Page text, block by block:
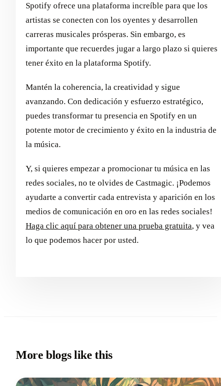
Spotify ofrece una plataforma increíble para que los
artistas se conecten con los oyentes y desarrollen
carreras musicales prósperas. Sin embargo, es
importante que recuerdes jugar a largo plazo si quieres
tener éxito en la plataforma Spotify.
Mantén la coherencia, la creatividad y sigue
avanzando. Con dedicación y esfuerzo estratégico,
puedes transformar tu presencia en Spotify en un
potente motor de crecimiento y éxito en la industria de
la música.
Y, si quieres empezar a promocionar tu música en las
redes sociales, no te olvides de Castmagic. ¡Podemos
ayudarte a convertir cada entrevista y aparición en los
medios de comunicación en oro en las redes sociales!
Haga clic aquí para obtener una prueba gratuita, y vea
lo que podemos hacer por usted.
More blogs like this